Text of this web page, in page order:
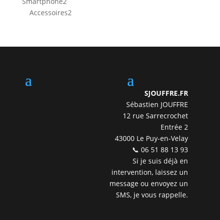
produits
Accessoires22
SJOUFFRE.FR
Sébastien JOUFFRE
12 rue Sarrecrochet
Entrée 2
43000 Le Puy-en-Velay
📞 06 51 88 13 93
Si je suis déjà en
intervention, laissez un
message ou envoyez un
SMS, je vous rappelle.